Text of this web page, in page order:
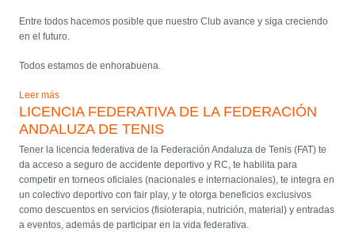
Entre todos hacemos posible que nuestro Club avance y siga creciendo
en el futuro.
Todos estamos de enhorabuena.
Leer más
LICENCIA FEDERATIVA DE LA FEDERACIÓN
ANDALUZA DE TENIS
Tener la licencia federativa de la Federación Andaluza de Tenis (FAT) te
da acceso a seguro de accidente deportivo y RC, te habilita para
competir en torneos oficiales (nacionales e internacionales), te integra en
un colectivo deportivo con fair play, y te otorga beneficios exclusivos
como descuentos en servicios (fisioterapia, nutrición, material) y entradas
a eventos, además de participar en la vida federativa.